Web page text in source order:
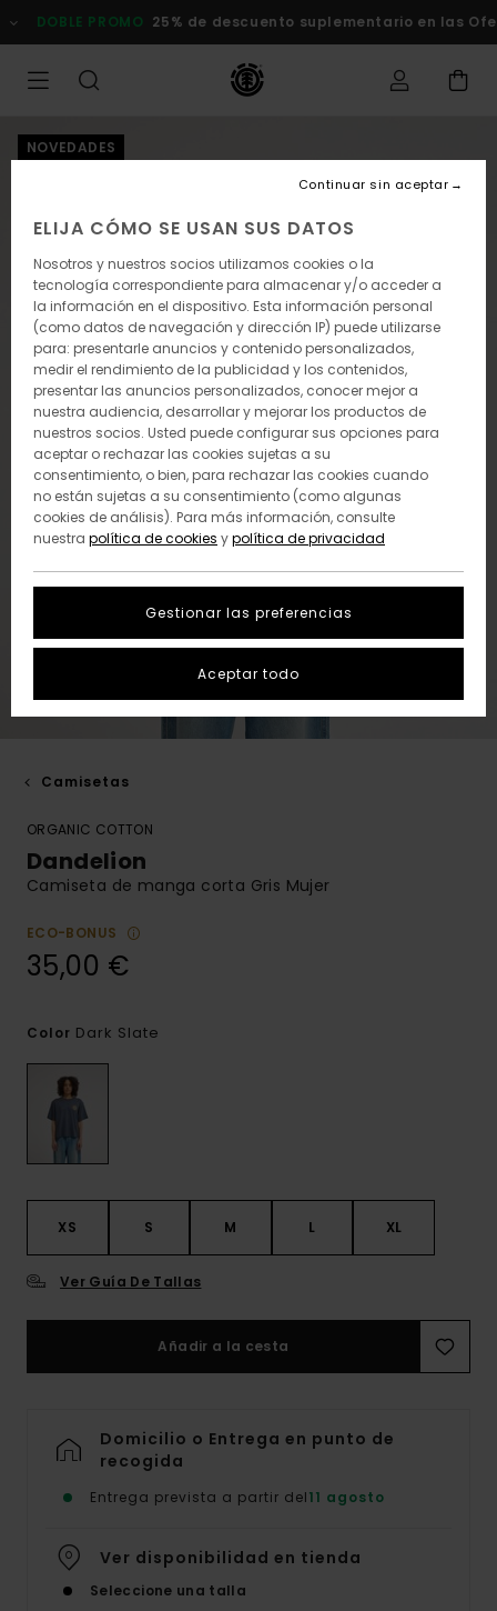
la
DOBLE PROMO 25% de descuento suplementario en las
NOVEDADES
Camisetas
ORGANIC COTTON
Dandelion
Camiseta de manga corta Gris Mujer
ECO-BONUS
35,00 €
Color Dark Slate
XS S M L XL
Ver Guía De Tallas
Añadir a la cesta
Domicilio o Entrega en punto de
recogida
Entrega prevista a partir del11 agosto
Ver disponibilidad en tienda
Seleccione una talla
ELIJA CÓMO SE USAN SUS DATOS
Nosotros y nuestros socios utilizamos cookies o la
tecnología correspondiente para almacenar y/o acceder a
la información en el dispositivo. Esta información personal
(como datos de navegación y dirección IP) puede utilizarse
para: presentarle anuncios y contenido personalizados,
medir el rendimiento de la publicidad y los contenidos,
presentar las anuncios personalizados, conocer mejor a
nuestra audiencia, desarrollar y mejorar los productos de
nuestros socios. Usted puede configurar sus opciones para
aceptar o rechazar las cookies sujetas a su
consentimiento, o bien, para rechazar las cookies cuando
no están sujetas a su consentimiento (como algunas
cookies de análisis). Para más información, consulte
nuestra política de cookies ypolítica de privacidad
Gestionar las preferencias
Continuar sin aceptar
Aceptar todo